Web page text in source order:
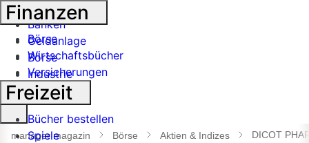
Handel
Banken
Geldanlage
Börse
Industrie
Suche
öffnen
manager magazin Börse Aktien & Indizes DICOT
Finanzen
Börse
Wirtschaftsbücher
Versicherungen
Freizeit
Bücher bestellen
Spiele